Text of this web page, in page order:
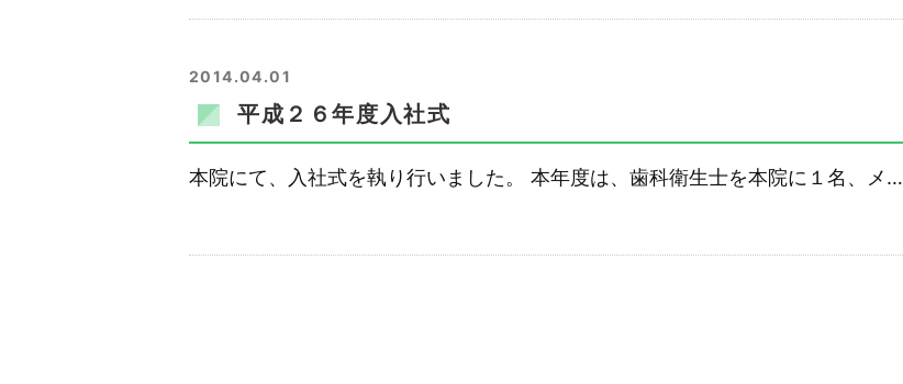
2014.04.01
平成２６年度入社式
本院にて、入社式を執り行いました。 本年度は、歯科衛生士を本院に１名、メ…